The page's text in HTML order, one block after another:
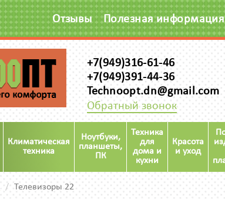
Отзывы Полезная информация
+7(949)316-61-46
+7(949)391-44-36
Technoopt.dn@gmail.com
Обратный звонок
Климатическая
техника
Ноутбуки,
планшеты,
ПК
Техника
для
дома и
кухни
Красота
и уход
Телевизоры 22